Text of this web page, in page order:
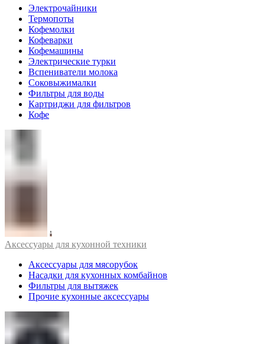
Электрочайники
Термопоты
Кофемолки
Кофеварки
Кофемашины
Электрические турки
Вспениватели молока
Соковыжималки
Фильтры для воды
Картриджи для фильтров
Кофе
Аксессуары для кухонной техники
Аксессуары для мясорубок
Насадки для кухонных комбайнов
Фильтры для вытяжек
Прочие кухонные аксессуары